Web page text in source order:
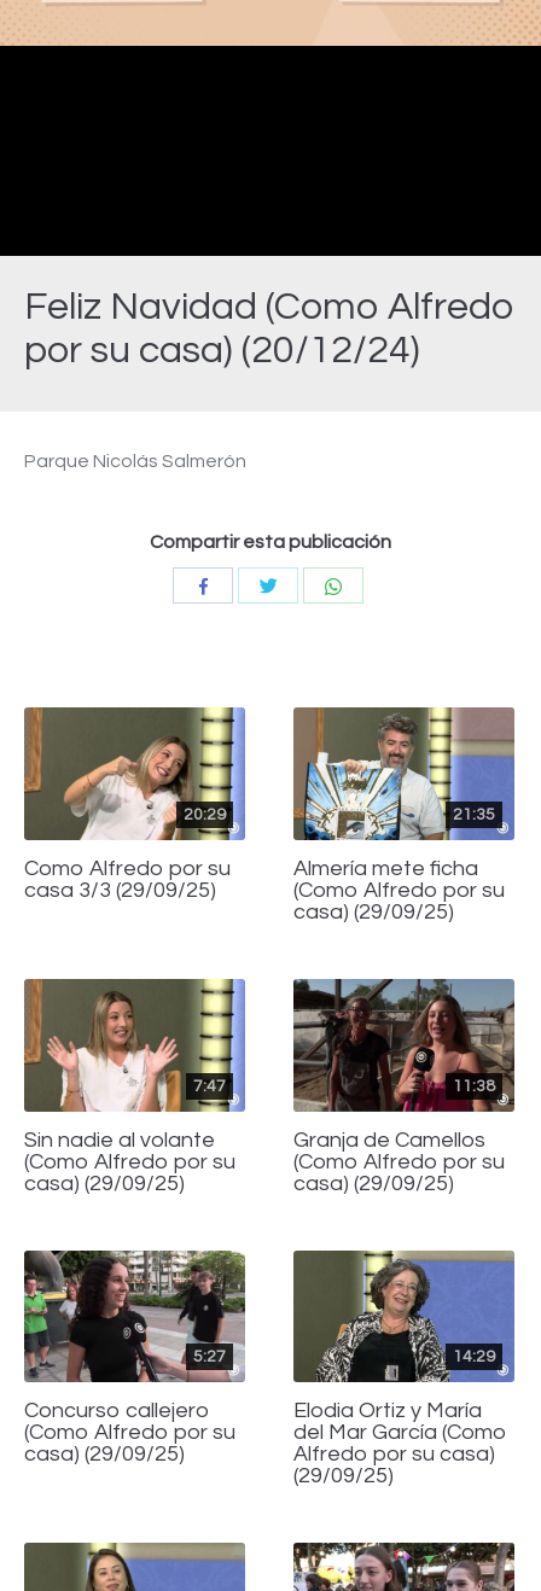
Feliz Navidad (Como Alfredo
por su casa) (20/12/24)
Video
Parque Nicolás Salmerón
Compartir esta publicación
CompartirCompartir
20:29
Como Alfredo por su
casa 3/3 (29/09/25)
21:35
Almería mete ficha
(Como Alfredo por su
casa) (29/09/25)
7:47
Sin nadie al volante
(Como Alfredo por su
casa) (29/09/25)
11:38
Granja de Camellos
(Como Alfredo por su
casa) (29/09/25)
5:27
Concurso callejero
(Como Alfredo por su
casa) (29/09/25)
14:29
Elodia Ortiz y María
del Mar García (Como
Alfredo por su casa)
(29/09/25)